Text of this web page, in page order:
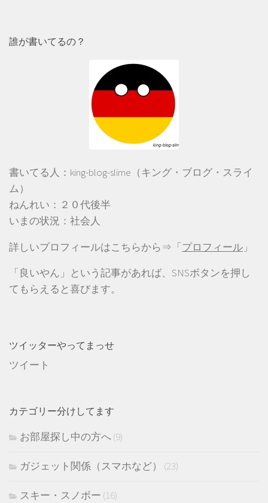
誰が書いてるの？
書いてる人：king-blog-slime（キング・ブログ・スライ
ム）
ねんれい：２０代後半
いまの状況：社会人
詳しいプロフィールはこちらから⇒「プロフィール 」
「良いやん」という記事があれば、SNSボタンを押し
てもらえると喜びます。
ツイッターやってまっせ
ツイート
カテゴリー分けしてます
お部屋探し中の方へ(9)
ガジェット関係（スマホなど） (23)
スキー・スノボー (16)